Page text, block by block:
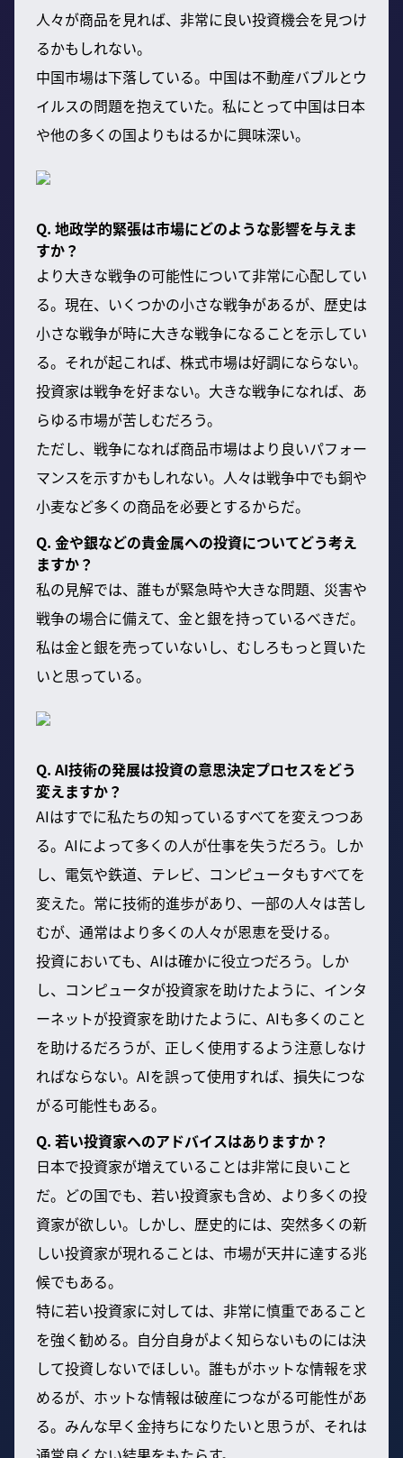
人々が商品を見れば、非常に良い投資機会を見つけ
るかもしれない。
中国市場は下落している。中国は不動産バブルとウ
イルスの問題を抱えていた。私にとって中国は日本
や他の多くの国よりもはるかに興味深い。
Q. 地政学的緊張は市場にどのような影響を与えま
すか？
より大きな戦争の可能性について非常に心配してい
る。現在、いくつかの小さな戦争があるが、歴史は
小さな戦争が時に大きな戦争になることを示してい
る。それが起これば、株式市場は好調にならない。
投資家は戦争を好まない。大きな戦争になれば、あ
らゆる市場が苦しむだろう。
ただし、戦争になれば商品市場はより良いパフォー
マンスを示すかもしれない。人々は戦争中でも銅や
小麦など多くの商品を必要とするからだ。
Q. 金や銀などの貴金属への投資についてどう考え
ますか？
私の見解では、誰もが緊急時や大きな問題、災害や
戦争の場合に備えて、金と銀を持っているべきだ。
私は金と銀を売っていないし、むしろもっと買いた
いと思っている。
Q. AI技術の発展は投資の意思決定プロセスをどう
変えますか？
AIはすでに私たちの知っているすべてを変えつつあ
る。AIによって多くの人が仕事を失うだろう。しか
し、電気や鉄道、テレビ、コンピュータもすべてを
変えた。常に技術的進歩があり、一部の人々は苦し
むが、通常はより多くの人々が恩恵を受ける。
投資においても、AIは確かに役立つだろう。しか
し、コンピュータが投資家を助けたように、インタ
ーネットが投資家を助けたように、AIも多くのこと
を助けるだろうが、正しく使用するよう注意しなけ
ればならない。AIを誤って使用すれば、損失につな
がる可能性もある。
Q. 若い投資家へのアドバイスはありますか？
日本で投資家が増えていることは非常に良いこと
だ。どの国でも、若い投資家も含め、より多くの投
資家が欲しい。しかし、歴史的には、突然多くの新
しい投資家が現れることは、市場が天井に達する兆
候でもある。
特に若い投資家に対しては、非常に慎重であること
を強く勧める。自分自身がよく知らないものには決
して投資しないでほしい。誰もがホットな情報を求
めるが、ホットな情報は破産につながる可能性があ
る。みんな早く金持ちになりたいと思うが、それは